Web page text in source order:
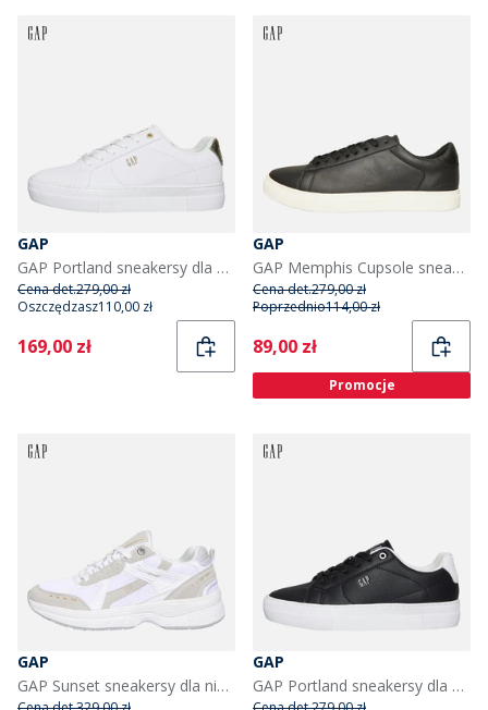
GAP
GAP Portland sneakersy dla niej kolor Biały
Cena det.279,00 zł
Oszczędzasz110,00 zł
Current
169,00 zł
GAP
GAP Memphis Cupsole sneakersy dla niego kolor czarny
Cena det.279,00 zł
Poprzednio114,00 zł
Current
89,00 zł
Promocje
GAP
GAP Sunset sneakersy dla niej kolor White Crystal
GAP
GAP Portland sneakersy dla niej kolor Czarny